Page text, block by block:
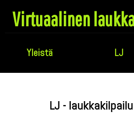
Virtuaalinen
Yleistä LJ
LJ - laukkakilpailu